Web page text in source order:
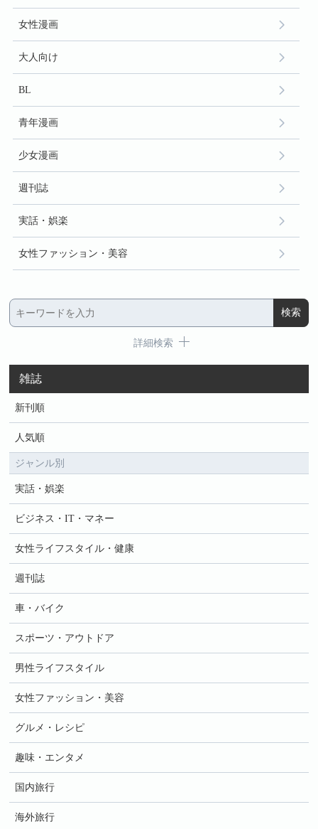
女性漫画
大人向け
BL
青年漫画
少女漫画
週刊誌
実話・娯楽
女性ファッション・美容
詳細検索
雑誌
新刊順
人気順
ジャンル別
実話・娯楽
ビジネス・IT・マネー
女性ライフスタイル・健康
週刊誌
車・バイク
スポーツ・アウトドア
男性ライフスタイル
女性ファッション・美容
グルメ・レシピ
趣味・エンタメ
国内旅行
海外旅行